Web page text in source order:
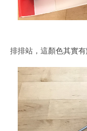
排排站，這顏色其實